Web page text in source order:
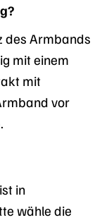
des Armbands
mit einem
mit
vor
in
wähle die